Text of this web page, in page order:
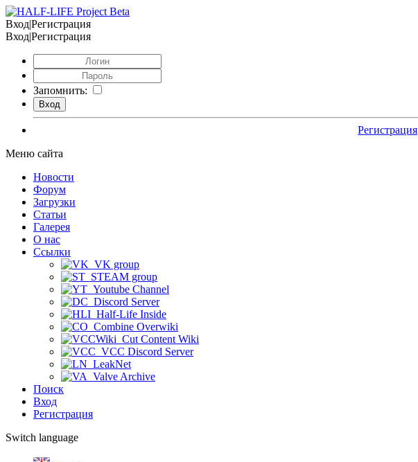
Вход|Регистрация
Вход|Регистрация
Запомнить:
Регистрация
Меню сайта
Новости
Форум
Загрузки
Статьи
Галерея
О нас
Ссылки
VK group
STEAM group
Youtube Channel
Discord Server
Half-Life Inside
Combine Overwiki
Cut Content Wiki
VCC Discord Server
LeakNet
Valve Archive
Поиск
Вход
Регистрация
Switch language